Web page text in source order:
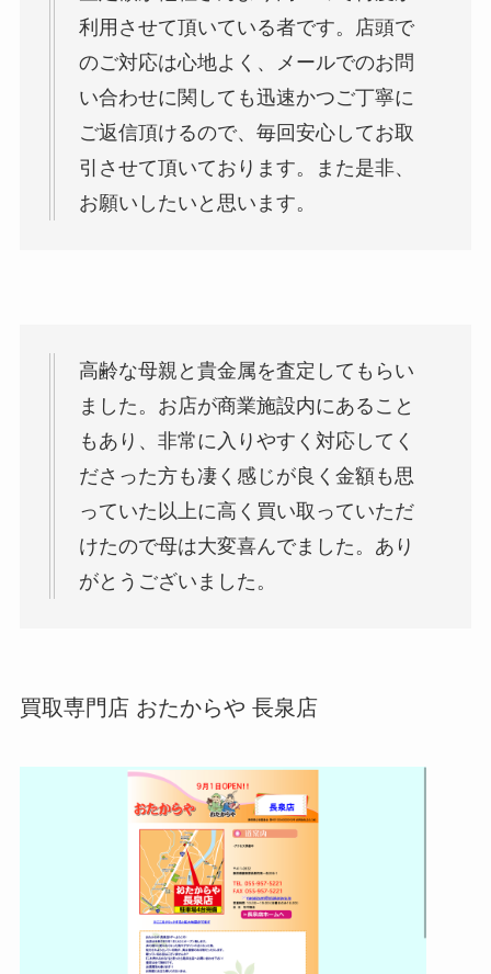
利用させて頂いている者です。店頭で
のご対応は心地よく、メールでのお問
い合わせに関しても迅速かつご丁寧に
ご返信頂けるので、毎回安心してお取
引させて頂いております。また是非、
お願いしたいと思います。
高齢な母親と貴金属を査定してもらい
ました。お店が商業施設内にあること
もあり、非常に入りやすく対応してく
ださった方も凄く感じが良く金額も思
っていた以上に高く買い取っていただ
けたので母は大変喜んでました。あり
がとうございました。
買取専門店 おたからや 長泉店